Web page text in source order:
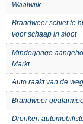
Waalwijk
Brandweer schiet te
voor schaap in sloot
Minderjarige
Markt
Auto raakt van de
Brandweer
Dronken